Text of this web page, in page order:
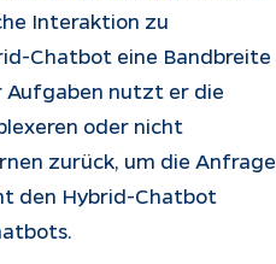
Interaktion zu
Chatbot eine Bandbreite
Aufgaben nutzt er die
oder nicht
zurück, um die Anfrage
den Hybrid-Chatbot